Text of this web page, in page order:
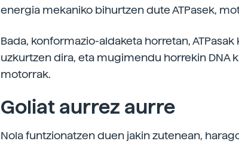
energia mekaniko bihurtzen dute ATPasek,
Bada, konformazio-aldaketa horretan,
uzkurtzen dira, eta mugimendu horrekin DNA
motorrak.
Goliat aurrez aurre
Nola funtzionatzen duen jakin zutenean,